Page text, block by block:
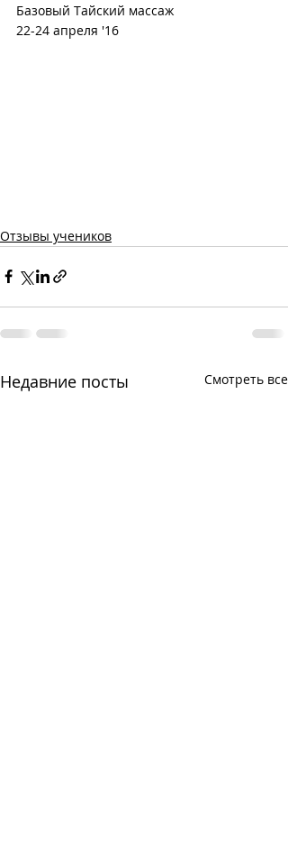
Базовый Тайский массаж
22-24 апреля '16
Отзывы учеников
Недавние посты Смотреть все